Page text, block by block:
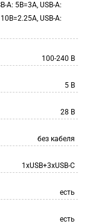
A: 5В=3А, USB-A:
USB-A:
100-240 В
5 В
28 В
без кабеля
1xUSB+3xUSB-C
есть
есть